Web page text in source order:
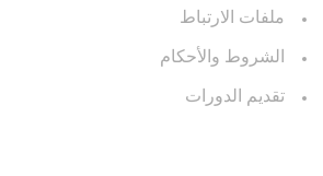
ملفات الارتباط
الشروط والأحكام
تقديم الدورات